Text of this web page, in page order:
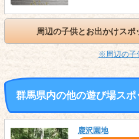
周辺の子供とお出かけスポ
※周辺の子
群馬県内の他の遊び場スポ
鹿沢園地